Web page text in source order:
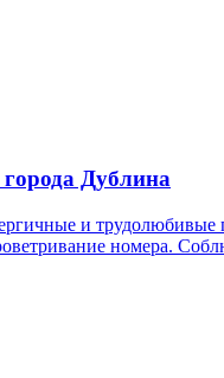
Дублина
парни, девушки,
номера.